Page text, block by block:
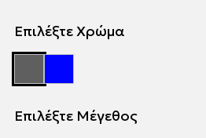
Επιλέξτε Χρώμα
Επιλέξτε Μέγεθος